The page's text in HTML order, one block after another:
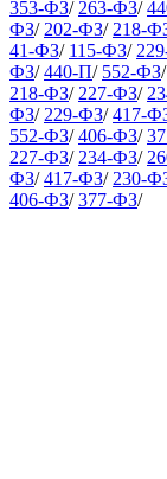
353-ФЗ/ 263-ФЗ/
ФЗ/ 202-ФЗ/ 218-
41-ФЗ/ 115-ФЗ/
ФЗ/ 440-П/ 552-ФЗ/
218-ФЗ/ 227-ФЗ/
ФЗ/ 229-ФЗ/ 417-
552-ФЗ/ 406-ФЗ/
227-ФЗ/ 234-ФЗ/
ФЗ/ 417-ФЗ/ 230-
406-ФЗ/ 377-ФЗ/